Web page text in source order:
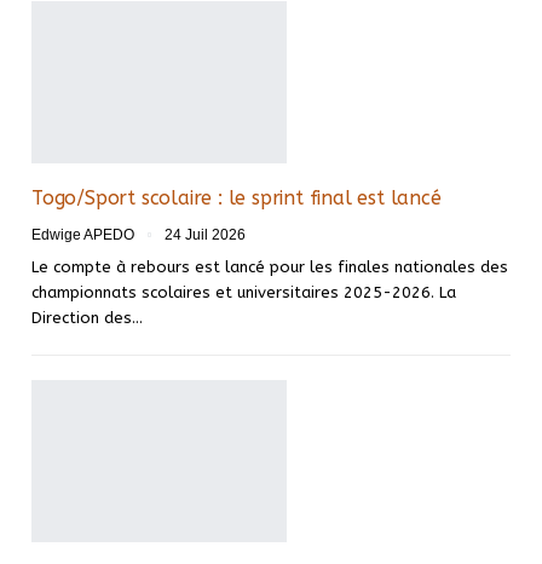
Togo/Sport scolaire : le sprint final est lancé
Edwige APEDO 24 Juil 2026
Le compte à rebours est lancé pour les finales nationales des
championnats scolaires et universitaires 2025-2026. La
Direction des…